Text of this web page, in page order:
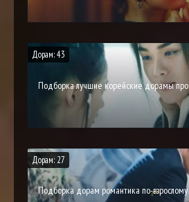
Дорам: 43
Подборка лучшие корейские дорамы
Дорам: 27
Подборка дорам романтика по-взрослому